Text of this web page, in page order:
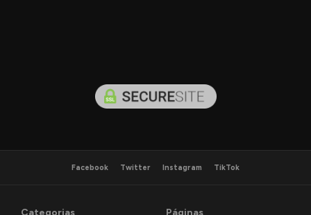
Facebook Twitter Instagram TikTok
Categorias
Páginas